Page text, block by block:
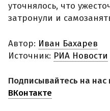
уточнялось, что
затронули и
Автор: Иван Бахарев
Источник: РИА Новости
Подписывайтесь на нас
ВКонтакте